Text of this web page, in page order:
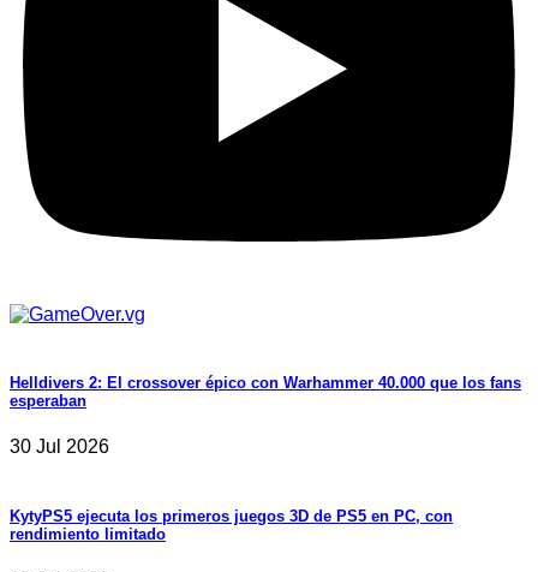
Helldivers 2: El crossover épico con Warhammer 40.000 que los fans
esperaban
30 Jul 2026
KytyPS5 ejecuta los primeros juegos 3D de PS5 en PC, con
rendimiento limitado